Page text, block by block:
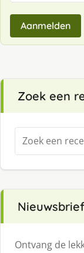
Aanmelden
Zoek een
Zoeken
naar:
Nieuwsbrief
Ontvang de